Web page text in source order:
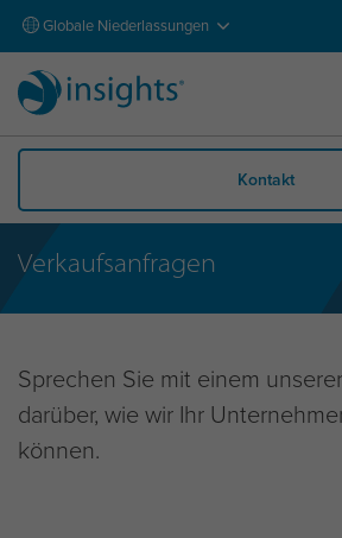
Globale Niederlassungen
Kontakt
Verkaufsanfragen
Sprechen Sie mit einem
darüber, wie wir Ihr
können.